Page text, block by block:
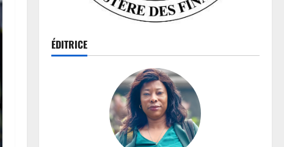
ÉDITRICE